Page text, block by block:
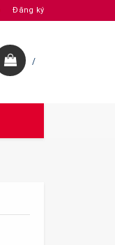
Đăng ký
/